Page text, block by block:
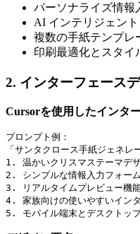
パーソナライズ情報
AI インテリジェン
複数の手紙テンプレ
印刷最適化とスタイ
2. インターフェース
Cursorを使用したインタ
プロンプト例：
「サンタクロース手紙ジェネ
1. 温かいクリスマステーマデ
2. シンプルな情報入力フォーム
3. リアルタイムプレビュー機
4. 家族向けの使いやすいイン